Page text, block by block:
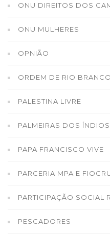
ONU DIREITOS DOS
ONU MULHERES
OPNIÃO
ORDEM DE RIO
PALESTINA LIVRE
PALMEIRAS DOS ÍNDIOS
PAPA FRANCISCO VIVE
PARCERIA MPA E
PARTICIPAÇÃO SOCIAL
PESCADORES